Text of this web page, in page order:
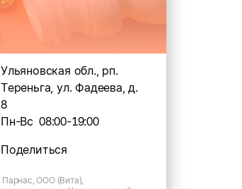
Ульяновская обл., рп.
Тереньга, ул. Фадеева, д.
8
Пн-Вс 08:00-19:00
Поделиться
Парнас, ООО (Вита),